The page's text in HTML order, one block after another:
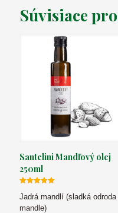
Súvisiace
Santelini Mandľový olej
250ml
5.00
Jadrá mandlí (sladká odroda
mandle)